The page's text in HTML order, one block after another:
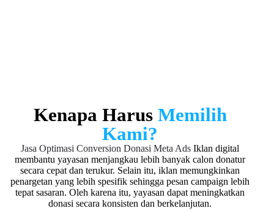
Kenapa Harus Memilih
Kami?
Jasa Optimasi Conversion Donasi Meta Ads Iklan digital
membantu yayasan menjangkau lebih banyak calon donatur
secara cepat dan terukur. Selain itu, iklan memungkinkan
penargetan yang lebih spesifik sehingga pesan campaign lebih
tepat sasaran. Oleh karena itu, yayasan dapat meningkatkan
donasi secara konsisten dan berkelanjutan.